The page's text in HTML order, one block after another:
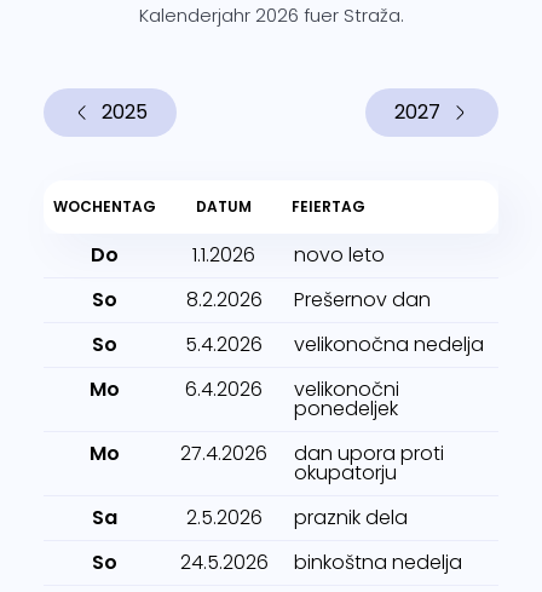
Kalenderjahr 2026 fuer Straža.
2025 2027
WOCHENTAG DATUM FEIERTAG
Do 1.1.2026
novo leto
So
8.2.2026
Prešernov dan
So
5.4.2026
velikonočna nedelja
Mo
6.4.2026 velikonočni
ponedeljek
Mo
27.4.2026 dan upora proti
okupatorju
Sa
2.5.2026
praznik dela
So
24.5.2026
binkoštna nedelja